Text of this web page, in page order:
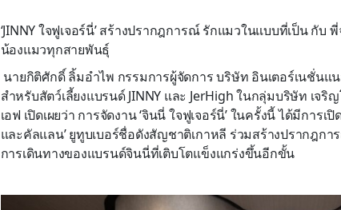
‘JINNY ใจฟูเจอร์นี่’ สร้างปรากฎการณ์ รักแมวในแบบที่เป็น กั
น้องแมวทุกสายพันธุ์
นายกิติศักดิ์ ลิ้มอำไพ กรรมการผู้จัดการ บริษัท อินเตอร์เนชั่น
สำหรับสัตว์เลี้ยงแบรนด์ JINNY และ JerHigh ในกลุ่มบริษัท เ
เอฟ เปิดเผยว่า การจัดงาน ‘จินนี่ ใจฟูเจอร์นี่’ ในครั้งนี้ ได้มีการเ
และคัลแลน’ ยูทูบเบอร์ชื่อดังสัญชาติเกาหลี ร่วมสร้างปรากฎก
การเดินทางของแบรนด์จินนี่ที่เติบโตแข็งแกร่งขึ้นอีกขั้น